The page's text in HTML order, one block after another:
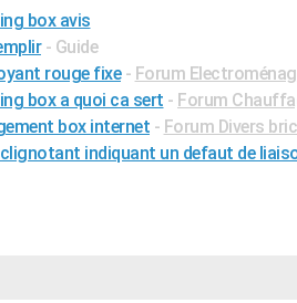
box avis
- Guide
rouge fixe - Forum
box a quoi ca sert - Forum
box internet - Forum Divers
indiquant un defaut de